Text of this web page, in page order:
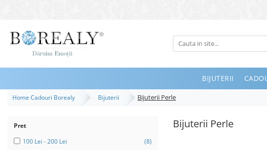
Bijuterii
Inele
Bratari
Seturi
Brose
BIJUTERII
Home Cadouri Borealy Bijuterii Bijuterii Perle
Bijuterii Perle
Pret
100 Lei - 200 Lei
(8)